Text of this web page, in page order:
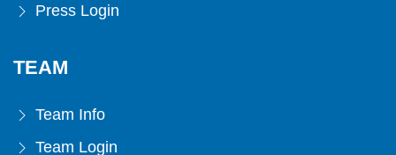
Press Login
TEAM
Team Info
Team Login